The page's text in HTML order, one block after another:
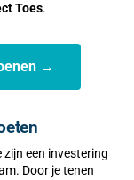
Toes.
→
zijn een investering
Door je tenen